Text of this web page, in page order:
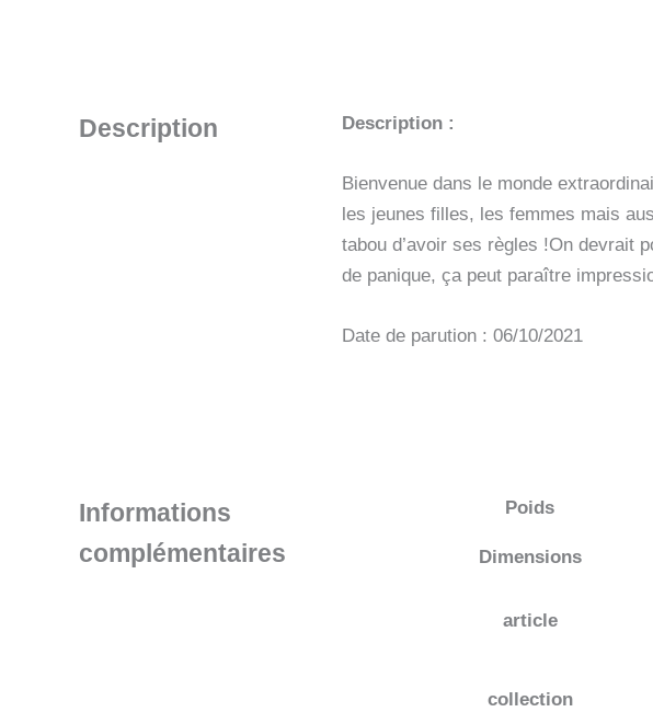
Description Description :
Bienvenue dans le monde
les jeunes filles, les femmes mais
tabou d’avoir ses règles !On devrait
de panique, ça peut paraître
Date de parution : 06/10/2021
Informations
complémentaires
Poids
Dimensions
article
collection